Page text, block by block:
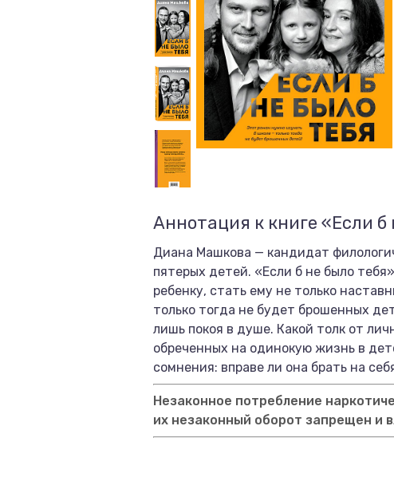
Аннотация к книге «Если б
Диана Машкова — кандидат
пятерых детей. «Если б не было
ребенку, стать ему не только
только тогда не будет брошенных
лишь покоя в душе. Какой толк от
обреченных на одинокую жизнь в
сомнения: вправе ли она брать на
Незаконное потребление
их незаконный оборот запрещен и